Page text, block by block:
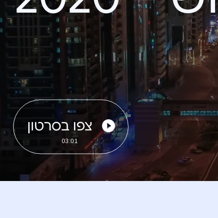
צפו בסרטון
03:01